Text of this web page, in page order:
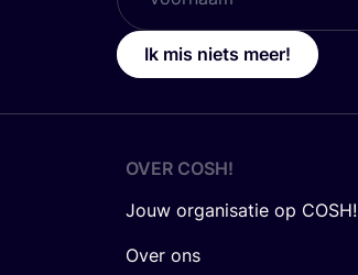
Ik mis niets meer!
OVER COSH!
Jouw organisatie op COSH!
Over ons